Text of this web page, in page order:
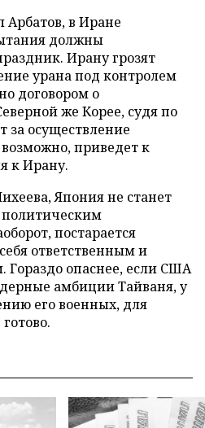
Арбатов, в Иране
должны
Ирану грозят
урана под контролем
договором о
же Корее, судя по
за осуществление
приведет к
к Ирану.
Япония не станет
постарается
ответственным и
опаснее, если США
амбиции Тайваня, у
его военных, для